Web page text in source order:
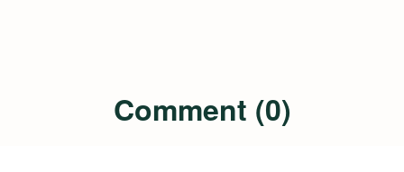
Comment (0)